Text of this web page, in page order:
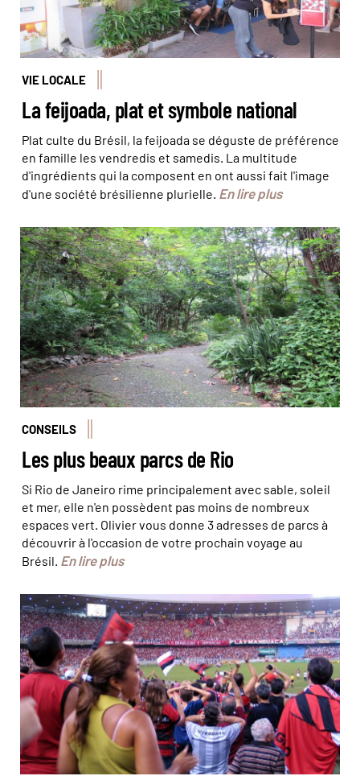
VIE LOCALE
La feijoada, plat et symbole national
Plat culte du Brésil, la feijoada se déguste de préférence
en famille les vendredis et samedis. La multitude
d'ingrédients qui la composent en ont aussi fait l'image
d'une société brésilienne plurielle. En lire plus
Un petit air de forêt tropicale en pleine ville © Olivier
Bodart (@BeatIt!)
CONSEILS
Les plus beaux parcs de Rio
Si Rio de Janeiro rime principalement avec sable, soleil
et mer, elle n'en possèdent pas moins de nombreux
espaces vert. Olivier vous donne 3 adresses de parcs à
découvrir à l'occasion de votre prochain voyage au
Brésil. En lire plus
Dans les tribunes du Maracana à Rio de Janeiro © Julien
Monnerie